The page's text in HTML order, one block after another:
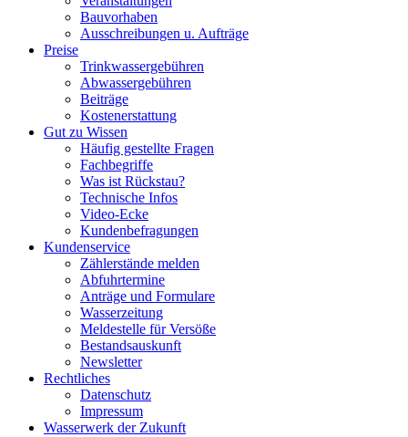
Bauvorhaben
Ausschreibungen u. Aufträge
Preise
Trinkwassergebühren
Abwassergebühren
Beiträge
Kostenerstattung
Gut zu Wissen
Häufig gestellte Fragen
Fachbegriffe
Was ist Rückstau?
Technische Infos
Video-Ecke
Kundenbefragungen
Kundenservice
Zählerstände melden
Abfuhrtermine
Anträge und Formulare
Wasserzeitung
Meldestelle für Versöße
Bestandsauskunft
Newsletter
Rechtliches
Datenschutz
Impressum
Wasserwerk der Zukunft